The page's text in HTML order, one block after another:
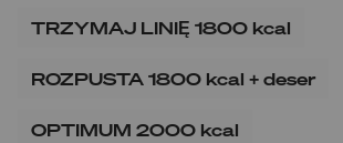
TRZYMAJ LINIĘ 1800 kcal
ROZPUSTA 1800 kcal + deser
OPTIMUM 2000 kcal